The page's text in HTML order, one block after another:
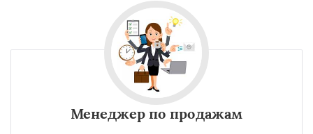
Менеджер по продажам